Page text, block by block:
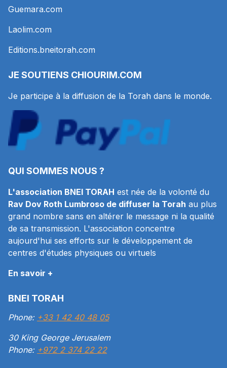
Guemara.com
Laolim.com
Editions.bneitorah.com
JE SOUTIENS CHIOURIM.COM
Je participe à la diffusion de la Torah dans le monde.
QUI SOMMES NOUS ?
L'association BNEI TORAH est née de la volonté du
Rav Dov Roth Lumbroso de diffuser la Torah au plus
grand nombre sans en altérer le message ni la qualité
de sa transmission. L'association concentre
aujourd'hui ses efforts sur le développement de
centres d'études physiques ou virtuels
En savoir +
BNEI TORAH
Phone: +33 1 42 40 48 05
30 King George Jerusalem
Phone: +972 2 374 22 22